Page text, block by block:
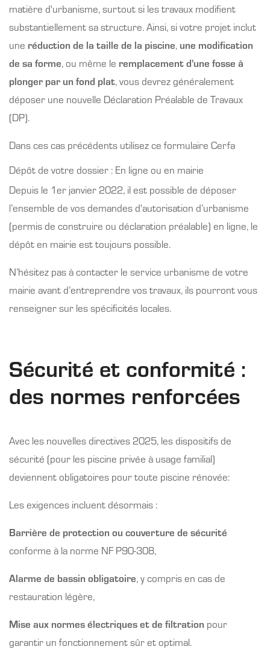
matière d'urbanisme, surtout si les travaux modifient
substantiellement sa structure. Ainsi, si votre projet inclut
une réduction de la taille de la piscine, une modification
de sa forme, ou même le remplacement d'une fosse à
plonger par un fond plat, vous devrez généralement
déposer une nouvelle Déclaration Préalable de Travaux
(DP).
Dans ces cas précédents utilisez ce formulaire Cerfa
Dépôt de votre dossier : En ligne ou en mairie
Depuis le 1er janvier 2022, il est possible de déposer
l’ensemble de vos demandes d'autorisation d’urbanisme
(permis de construire ou déclaration préalable) en ligne, le
dépôt en mairie est toujours possible.
N’hésitez pas à contacter le service urbanisme de votre
mairie avant d’entreprendre vos travaux, ils pourront vous
renseigner sur les spécificités locales.
Sécurité et conformité :
des normes renforcées
Avec les nouvelles directives 2025, les dispositifs de
sécurité (pour les piscine privée à usage familial)
deviennent obligatoires pour toute piscine rénovée:
Les exigences incluent désormais :
Barrière de protection ou couverture de sécurité
conforme à la norme NF P90-308,
Alarme de bassin obligatoire, y compris en cas de
restauration légère,
Mise aux normes électriques et de filtration pour
garantir un fonctionnement sûr et optimal.